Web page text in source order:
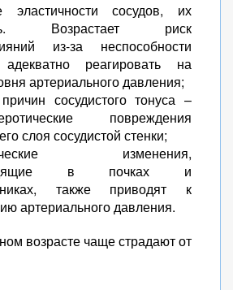
эластичности сосудов, их
Возрастает риск
из-за неспособности
реагировать на
артериального давления;
сосудистого тонуса –
повреждения
слоя сосудистой стенки;
изменения,
в почках и
также приводят к
артериального давления.
возрасте чаще страдают от